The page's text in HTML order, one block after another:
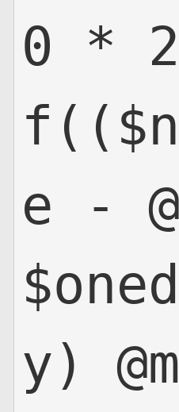
0 *
e -
y) @m